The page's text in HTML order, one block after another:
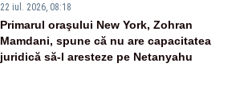
22 iul. 2026, 08:18
Primarul oraşului New York, Zohran
Mamdani, spune că nu are capacitatea
juridică să-l aresteze pe Netanyahu